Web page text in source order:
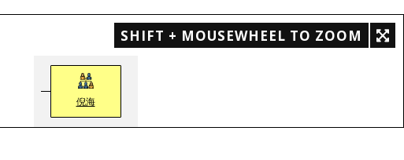
SHIFT + MOUSEWHEEL TO ZOOM
倪海